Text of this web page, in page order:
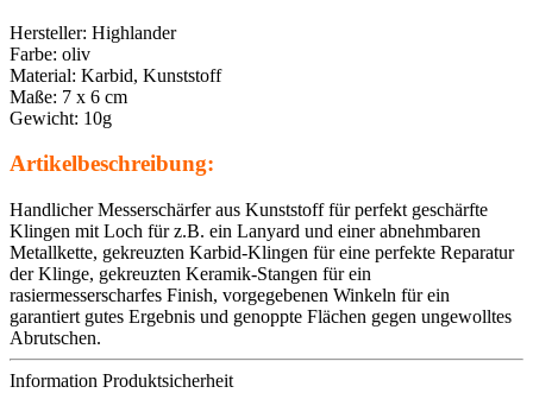
Hersteller: Highlander
Farbe: oliv
Material: Karbid, Kunststoff
Maße: 7 x 6 cm
Gewicht: 10g
Artikelbeschreibung:
Handlicher Messerschärfer aus Kunststoff für perfekt geschärfte
Klingen mit Loch für z.B. ein Lanyard und einer abnehmbaren
Metallkette, gekreuzten Karbid-Klingen für eine perfekte Reparatur
der Klinge, gekreuzten Keramik-Stangen für ein
rasiermesserscharfes Finish, vorgegebenen Winkeln für ein
garantiert gutes Ergebnis und genoppte Flächen gegen ungewolltes
Abrutschen.
Information Produktsicherheit